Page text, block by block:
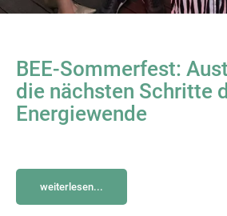
BEE-Sommerfest:
die nächsten Schritte
Energiewende
weiterlesen...